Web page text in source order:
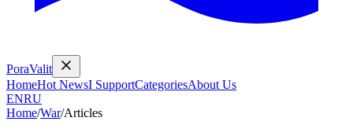
PoraValit
HomeHot NewsI SupportCategoriesAbout Us
ENRU
Home/War/Articles